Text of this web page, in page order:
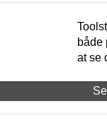
både
at se